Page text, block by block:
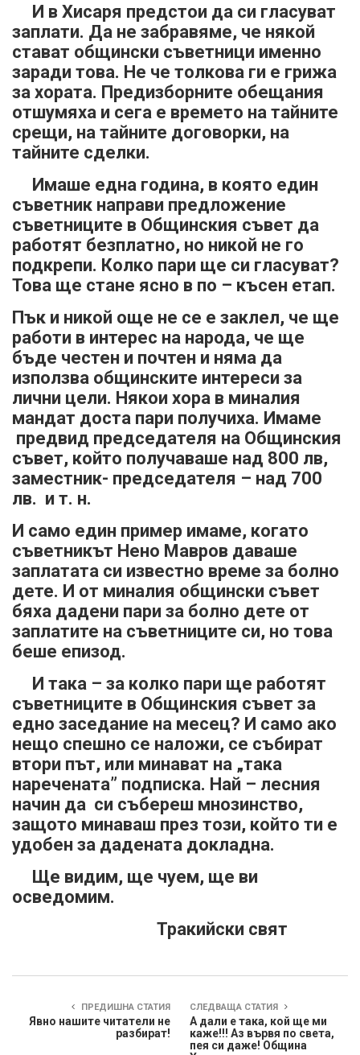
И в Хисаря предстои да си гласуват
заплати. Да не забравяме, че някой
стават общински съветници именно
заради това. Не че толкова ги е грижа
за хората. Предизборните обещания
отшумяха и сега е времето на тайните
срещи, на тайните договорки, на
тайните сделки.
Имаше една година, в която един
съветник направи предложение
съветниците в Общинския съвет да
работят безплатно, но никой не го
подкрепи. Колко пари ще си гласуват?
Това ще стане ясно в по – късен етап.
Пък и никой още не се е заклел, че ще
работи в интерес на народа, че ще
бъде честен и почтен и няма да
използва общинските интереси за
лични цели. Някои хора в миналия
мандат доста пари получиха. Имаме
предвид председателя на Общинския
съвет, който получаваше над 800 лв,
заместник- председателя – над 700
лв. и т. н.
И само един пример имаме, когато
съветникът Нено Мавров даваше
заплатата си известно време за болно
дете. И от миналия общински съвет
бяха дадени пари за болно дете от
заплатите на съветниците си, но това
беше епизод.
И така – за колко пари ще работят
съветниците в Общинския съвет за
едно заседание на месец? И само ако
нещо спешно се наложи, се събират
втори път, или минават на „така
наречената” подписка. Най – лесния
начин да си събереш мнозинство,
защото минаваш през този, който ти е
удобен за дадената докладна.
Ще видим, ще чуем, ще ви
осведомим.
Тракийски свят
ПРЕДИШНА СТАТИЯ
Явно нашите читатели не
разбират!
СЛЕДВАЩА СТАТИЯ
А дали е така, кой ще ми
каже!!! Аз вървя по света,
пея си даже! Община